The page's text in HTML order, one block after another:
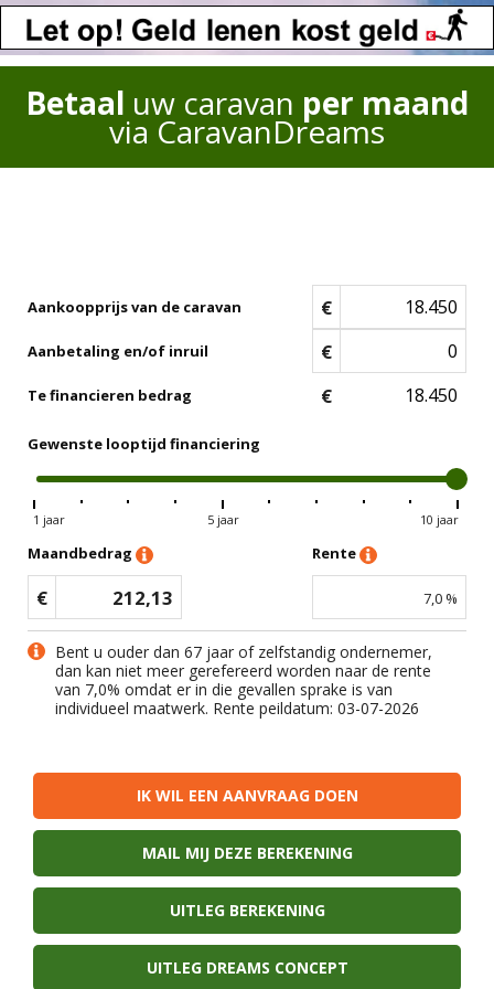
Betaal uw caravan per maand
via CaravanDreams
Aankoopprijs van de caravan €
Aanbetaling en/of inruil €
Te financieren bedrag €
Gewenste looptijd financiering
1 jaar 5 jaar 10 jaar
Maandbedrag
€ 212,13
Rente
7,0 %
Bent u ouder dan 67 jaar of zelfstandig ondernemer,
dan kan niet meer gerefereerd worden naar de rente
van 7,0% omdat er in die gevallen sprake is van
individueel maatwerk. Rente peildatum: 03-07-2026
IK WIL EEN AANVRAAG DOEN
MAIL MIJ DEZE BEREKENING
UITLEG BEREKENING
UITLEG DREAMS CONCEPT